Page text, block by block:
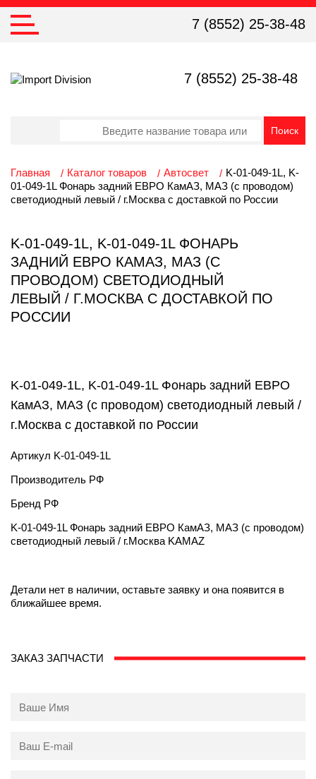
7 (8552) 25-38-48
7 (8552) 25-38-48
Главная Каталог товаров Автосвет
K-01-049-1L, K-
01-049-1L Фонарь задний ЕВРО КамАЗ, МАЗ (с проводом)
светодиодный левый / г.Москва с доставкой по России
K-01-049-1L, K-01-049-1L ФОНАРЬ
ЗАДНИЙ ЕВРО КАМАЗ, МАЗ (С
ПРОВОДОМ) СВЕТОДИОДНЫЙ
ЛЕВЫЙ / Г.МОСКВА С ДОСТАВКОЙ ПО
РОССИИ
K-01-049-1L, K-01-049-1L Фонарь задний ЕВРО
КамАЗ, МАЗ (с проводом) светодиодный левый /
г.Москва с доставкой по России
Артикул K-01-049-1L
Производитель РФ
Бренд РФ
K-01-049-1L Фонарь задний ЕВРО КамАЗ, МАЗ (с проводом)
светодиодный левый / г.Москва KAMAZ
Детали нет в наличии, оставьте заявку и она появится в
ближайшее время.
ЗАКАЗ ЗАПЧАСТИ